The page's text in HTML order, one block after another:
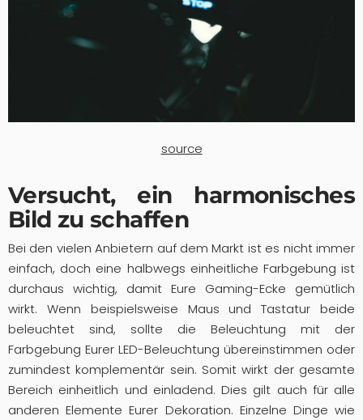
source
Versucht, ein harmonisches
Bild zu schaffen
Bei den vielen Anbietern auf dem Markt ist es nicht immer
einfach, doch eine halbwegs einheitliche Farbgebung ist
durchaus wichtig, damit Eure Gaming-Ecke gemütlich
wirkt. Wenn beispielsweise Maus und Tastatur beide
beleuchtet sind, sollte die Beleuchtung mit der
Farbgebung Eurer LED-Beleuchtung übereinstimmen oder
zumindest komplementär sein. Somit wirkt der gesamte
Bereich einheitlich und einladend. Dies gilt auch für alle
anderen Elemente Eurer Dekoration. Einzelne Dinge wie